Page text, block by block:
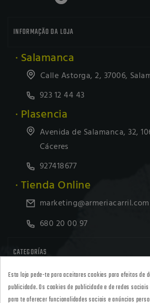
INFORMAÇÃO DA LOJA
· Salamanca
Calle Astorga, 2, 37006,
923 12 44 43
· Plasencia
Avenida de Salamanca, 32,
Cáceres
927418677
· Tienda Online
marketing@armeriacarril.com
680 20 00 97
CATEGORÍAS
POLÍTICAS
Esta loja pede-te para aceitares cookies para efeitos de
publicidade. Os cookies de publicidade e de redes
para te oferecer funcionalidades sociais e anúncios